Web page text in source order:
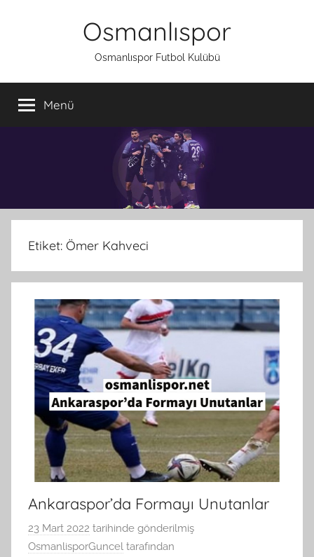
Osmanlıspor
Osmanlıspor Futbol Kulübü
Menü
Etiket: Ömer Kahveci
Ankaraspor’da Formayı Unutanlar
23 Mart 2022 tarihinde gönderilmiş
OsmanlisporGuncel tarafından